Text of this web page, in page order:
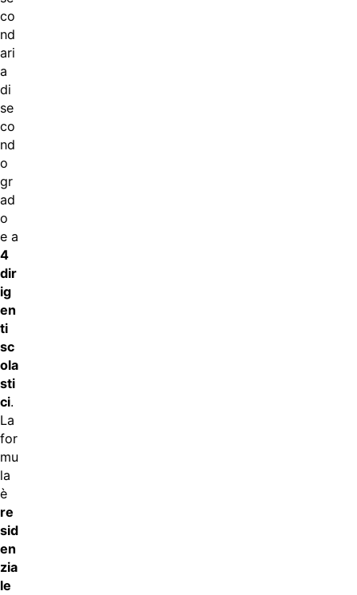
co
nd
ari
a
di
se
co
nd
o
gr
ad
o
e a
4
dir
ig
en
ti
sc
ola
sti
ci.
La
for
mu
la
è
re
sid
en
zia
le